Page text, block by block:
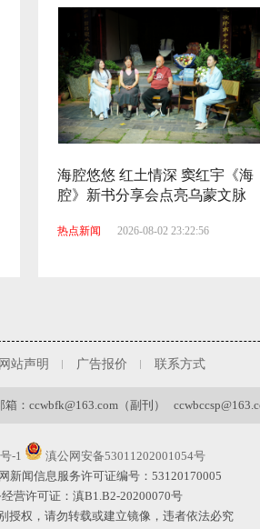
海腔悠悠 红土情深 窦红宇《海
腔》新书分享会点亮乌蒙文脉
热点新闻 2026-08-02 23:22:56
网站声明 广告报价 联系方式
：ccwbfk@163.com（副刊）
-1
滇公网安备53011202001054号
新闻信息服务许可证编号：53120170005
营许可证：滇B1.B2-20200070号
授权，请勿转载或建立镜像，违者依法必究